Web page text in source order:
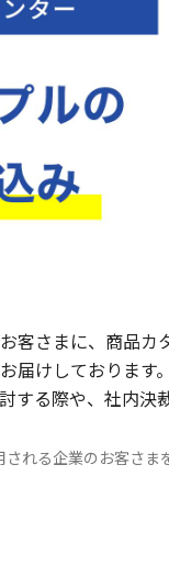
客さまに、商品
届けしております。
る際や、社内決
れる企業のお客さま